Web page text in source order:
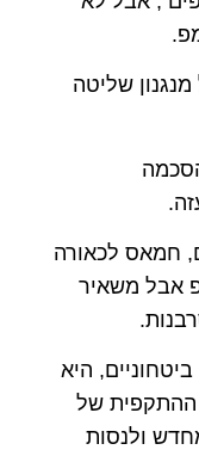
שליטה
חמאס לכאורה
אבל משאיר
היא
ההתקפית של
ולנסות